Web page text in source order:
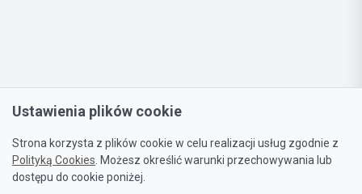
Ustawienia plików cookie
Strona korzysta z plików cookie w celu realizacji usług zgodnie z
Polityką Cookies . Możesz określić warunki przechowywania lub
dostępu do cookie poniżej.